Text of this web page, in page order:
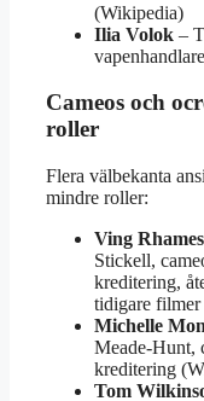
(Wikipedia)
Ilia Volok –
Cameos och
roller
Flera välbekanta
mindre roller:
Ving Rhames
Stickell,
kreditering,
tidigare
Michelle
Meade-Hunt,
kreditering
Tom